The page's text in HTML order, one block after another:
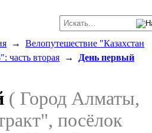
→ Велопутешествие "Казахстан
часть вторая → День первый
( Город Алматы,
посёлок